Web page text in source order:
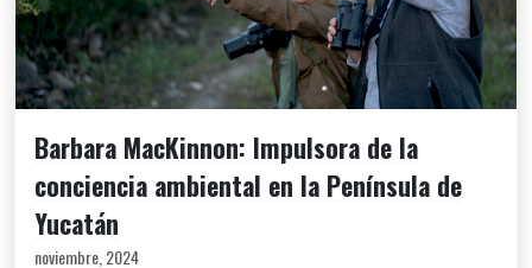
Barbara MacKinnon: Impulsora de la
conciencia ambiental en la Península de
Yucatán
noviembre, 2024